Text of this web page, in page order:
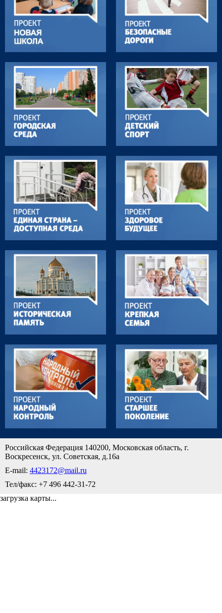
Российская Федерация 140200, Московская область, г.
Воскресенск, ул. Советская, д.16а
E-mail: 4423172@mail.ru
Тел/факс: +7 496 442-31-72
загрузка карты...